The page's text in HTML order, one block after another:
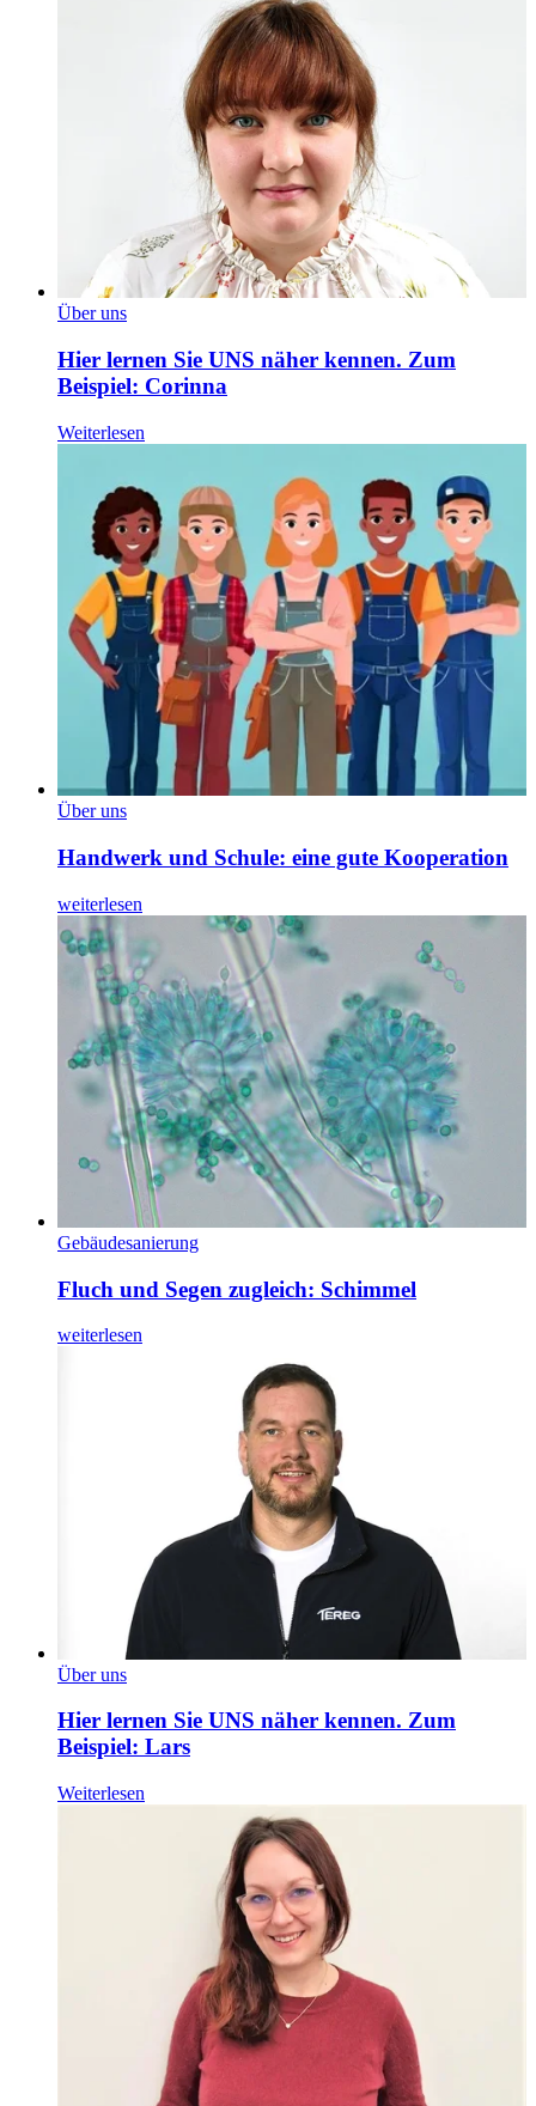
Über uns
Hier lernen Sie UNS näher kennen. Zum
Beispiel: Corinna
Weiterlesen
Über uns
Handwerk und Schule: eine gute Kooperation
weiterlesen
Gebäudesanierung
Fluch und Segen zugleich: Schimmel
weiterlesen
Über uns
Hier lernen Sie UNS näher kennen. Zum
Beispiel: Lars
Weiterlesen